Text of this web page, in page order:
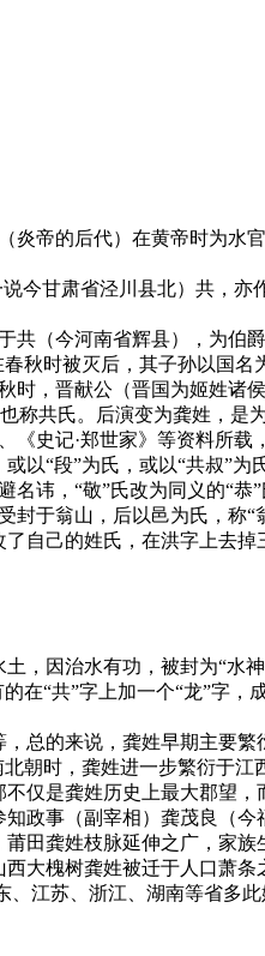
帝的后代）在黄帝时为
今甘肃省泾川县北）共，
（今河南省辉县），为
秋时被灭后，其子孙以国名
，晋献公（晋国为姬姓
称共氏。后演变为龚姓，是
史记·郑世家》等资料所
“段”为氏，或以“共叔”为
讳，“敬”氏改为同义的“恭
于翁山，后以邑为氏，
自己的姓氏，在洪字上去
，因治水有功，被封为“水
在“共”字上加一个“龙”字
总的来说，龚姓早期主要
朝时，龚姓进一步繁衍于
仅是龚姓历史上最大郡望
政事（副宰相）龚茂良（
田龚姓枝脉延伸之广，家
大槐树龚姓被迁于人口萧
江苏、浙江、湖南等省多